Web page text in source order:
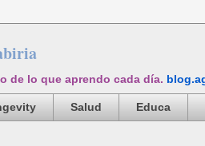
de lo que aprendo cada día.
Salud Educa